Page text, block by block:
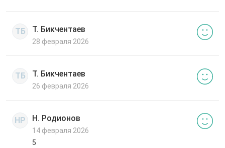
ТБ Т. Бикчентаев
28 февраля 2026
ТБ Т. Бикчентаев
26 февраля 2026
НР Н. Родионов
14 февраля 2026
5